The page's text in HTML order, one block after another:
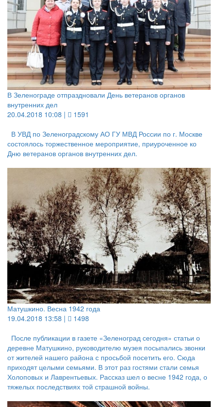
В Зеленограде отпраздновали День ветеранов органов
внутренних дел
20.04.2018 10:08 |
1591
В УВД по Зеленоградскому АО ГУ МВД России по г. Москве
состоялось торжественное мероприятие, приуроченное ко
Дню ветеранов органов внутренних дел.
Матушкино. Весна 1942 года
19.04.2018 13:58 |
1498
После публикации в газете «Зеленоград сегодня» статьи о
деревне Матушкино, руководителю музея посыпались звонки
от жителей нашего района с просьбой посетить его. Сюда
приходят целыми семьями. В этот раз гостями стали семья
Холоповых и Лаврентьевых. Рассказ шел о весне 1942 года, о
тяжелых последствиях той страшной войны.